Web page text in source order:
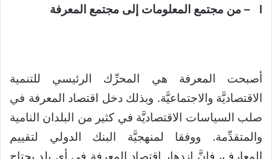
I
– من مجتمع المعلومات إلى مجتمع المعرفة
أصبحت المعرفة هي المحرِّك الرئيسي للتنمية
الاقتصاديَّة والاجتماعيَّة. وبذلك دخل اقتصاد المعرفة في
صلب السياسات الاقتصاديَّة في كثير من البلدان النامية
والمتقدِّمة. ووفقا لمنهجيَّة البنك الدولي لتقييم